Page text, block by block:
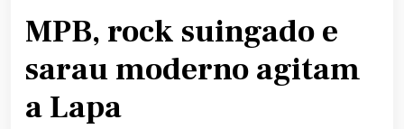
MPB, rock suingado e
sarau moderno agitam
a Lapa